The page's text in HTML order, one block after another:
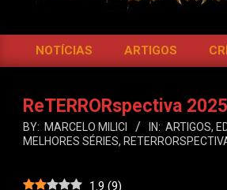
BOCA
DO
Primary
Menu
NOTÍCIAS ARTIGOS
ReTERRORspectiva
BY: MARCELO MILICI IN: ARTIGOS,
MELHORES SÉRIES,
1.9 (9)